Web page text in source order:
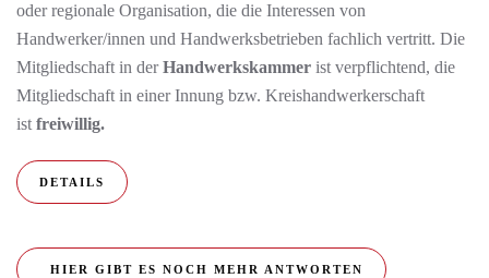
oder regionale Organisation, die die Interessen von
Handwerker/innen und Handwerksbetrieben fachlich vertritt. Die
Mitgliedschaft in derHandwerkskammer ist verpflichtend, die
Mitgliedschaft in einer Innung bzw. Kreishandwerkerschaft
ist freiwillig.
DETAILS
HIER GIBT ES NOCH MEHR ANTWORTEN